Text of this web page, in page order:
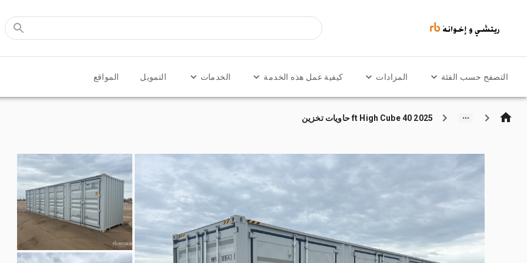
التصفح حسب الفئة المزادات كيفية عمل هذه الخدمة الخدمات التمويل المواقع
2025 40 ft High Cube حاويات تخزين